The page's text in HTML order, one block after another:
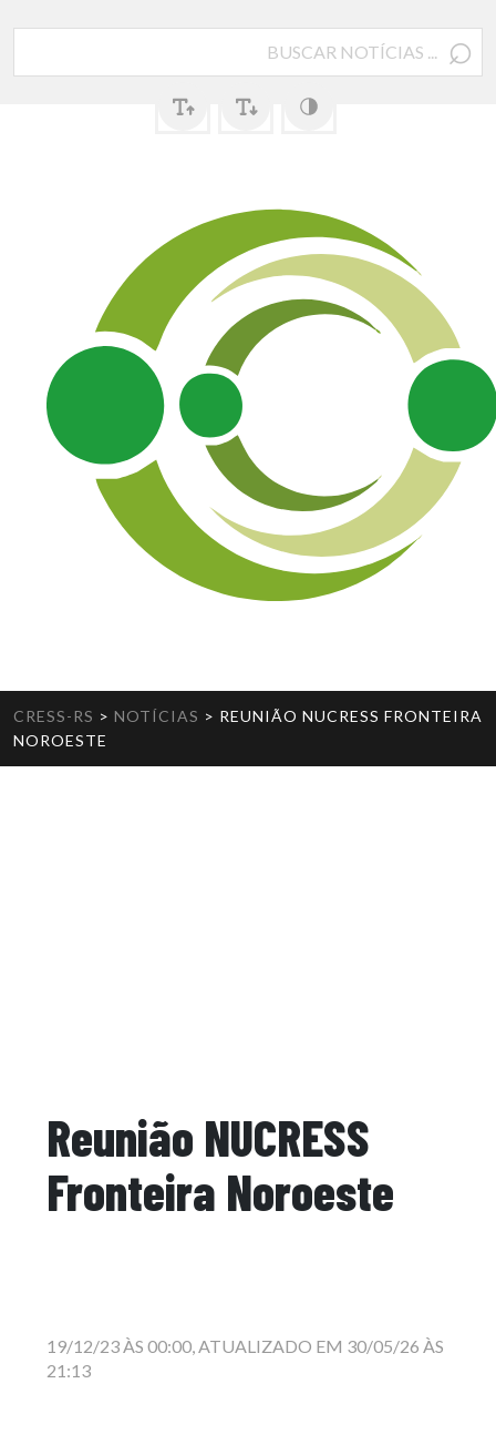
⌕
CRESS-RS > NOTÍCIAS > REUNIÃO NUCRESS FRONTEIRA
NOROESTE
Reunião NUCRESS
Fronteira Noroeste
19/12/23 ÀS 00:00, ATUALIZADO EM 30/05/26 ÀS
21:13